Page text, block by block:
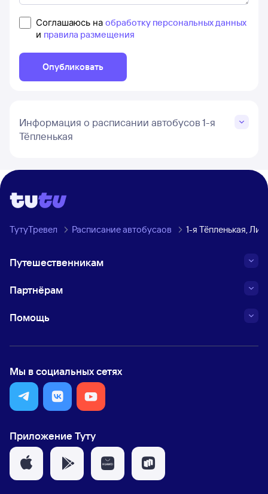
Соглашаюсь на обработку персональных данных
и правила размещения
Опубликовать
Информация о расписании автобусов 1-я
Тёпленькая
ТутуТревел Расписание автобусаов 1-я Тёпленькая,
Путешественникам
Партнёрам
Помощь
Мы в социальных сетях
Приложение Туту